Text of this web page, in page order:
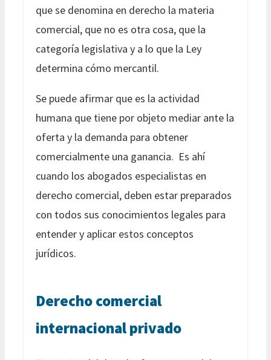
que se denomina en derecho la materia
comercial, que no es otra cosa, que la
categoría legislativa y a lo que la Ley
determina cómo mercantil.
Se puede afirmar que es la actividad
humana que tiene por objeto mediar ante la
oferta y la demanda para obtener
comercialmente una ganancia. Es ahí
cuando los abogados especialistas en
derecho comercial, deben estar preparados
con todos sus conocimientos legales para
entender y aplicar estos conceptos
jurídicos.
Derecho comercial
internacional privado